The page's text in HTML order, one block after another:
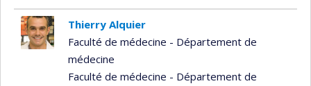
Thierry Alquier
Faculté de médecine - Département de
médecine
Faculté de médecine - Département de